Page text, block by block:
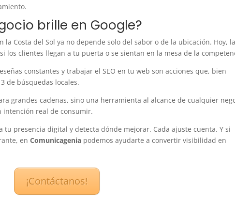
brille en Google?
Costa del Sol ya no depende solo del sabor o de la ubicación. Hoy, la
los clientes llegan a tu puerta o se sientan en la mesa de la
constantes y trabajar el SEO en tu web son acciones que, bien
de búsquedas locales.
grandes cadenas, sino una herramienta al alcance de cualquier
intención real de consumir.
tu presencia digital y detecta dónde mejorar. Cada ajuste cuenta. Y si
enComunicagenia podemos ayudarte a convertir visibilidad en
¡Contáctanos!